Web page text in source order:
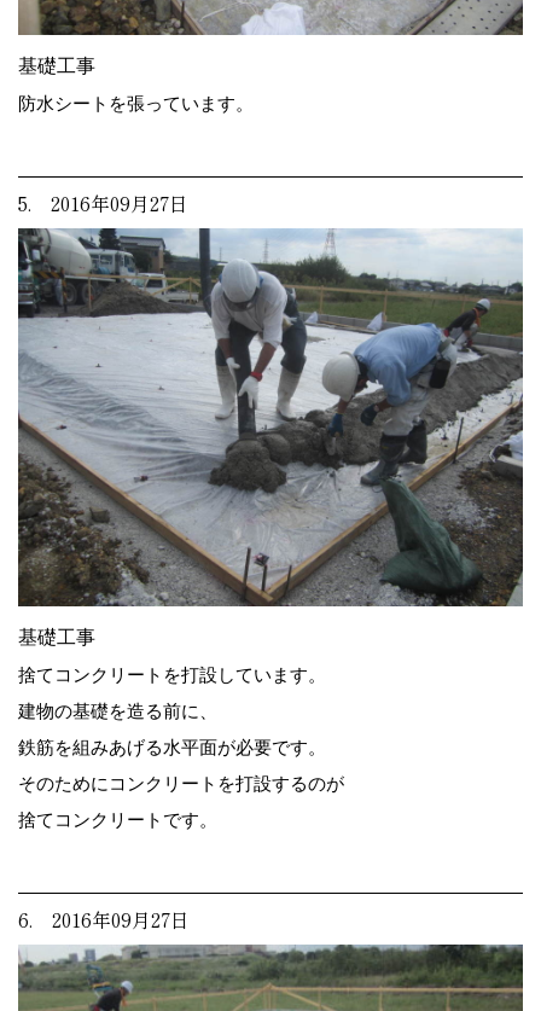
基礎工事
防水シートを張っています。
5. 2016年09月27日
基礎工事
捨てコンクリートを打設しています。
建物の基礎を造る前に、
鉄筋を組みあげる水平面が必要です。
そのためにコンクリートを打設するのが
捨てコンクリートです。
6. 2016年09月27日